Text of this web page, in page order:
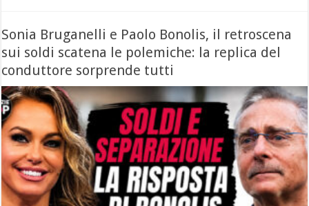
Sonia Bruganelli e Paolo Bonolis, il retroscena
sui soldi scatena le polemiche: la replica del
conduttore sorprende tutti